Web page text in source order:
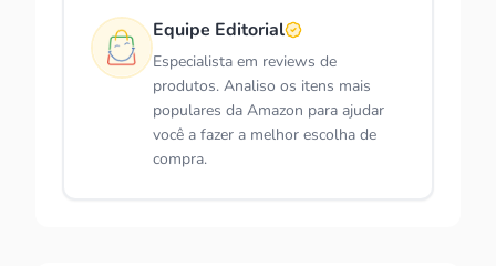
Equipe Editorial
Especialista em reviews de
produtos. Analiso os itens mais
populares da Amazon para ajudar
você a fazer a melhor escolha de
compra.